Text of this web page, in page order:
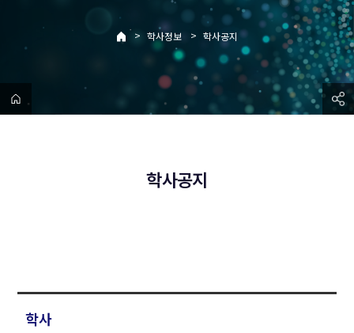
> 학사정보 > 학사공지
학사공지
학사